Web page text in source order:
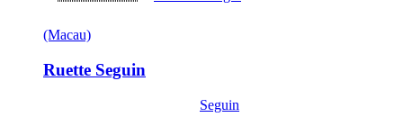
(Macau)
Ruette Seguin
Seguin